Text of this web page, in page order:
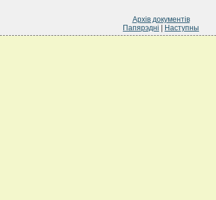
Архів документів
Папярэдні
Наступны